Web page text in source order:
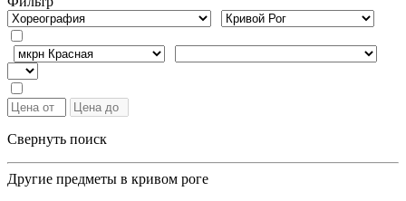
Свернуть поиск
Другие предметы в кривом роге